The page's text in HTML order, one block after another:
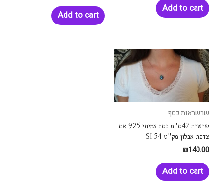
Add to cart
Add to cart
שרשראות כסף
שרשרת 47ס"מ כסף אמיתי 925 אם
צדפת אבלון מק"ט SI 54
₪140.00
Add to cart